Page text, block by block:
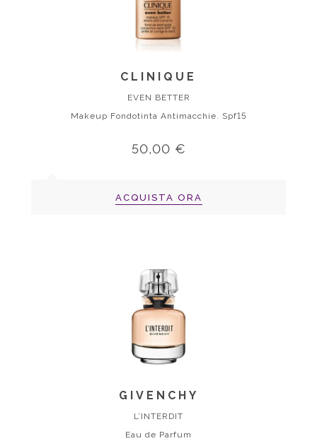
CLINIQUE
EVEN BETTER
Makeup Fondotinta Antimacchie. Spf15
50,00 €
ACQUISTA ORA
GIVENCHY
L’INTERDIT
Eau de Parfum